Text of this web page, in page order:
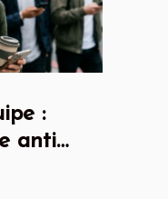
:
anti